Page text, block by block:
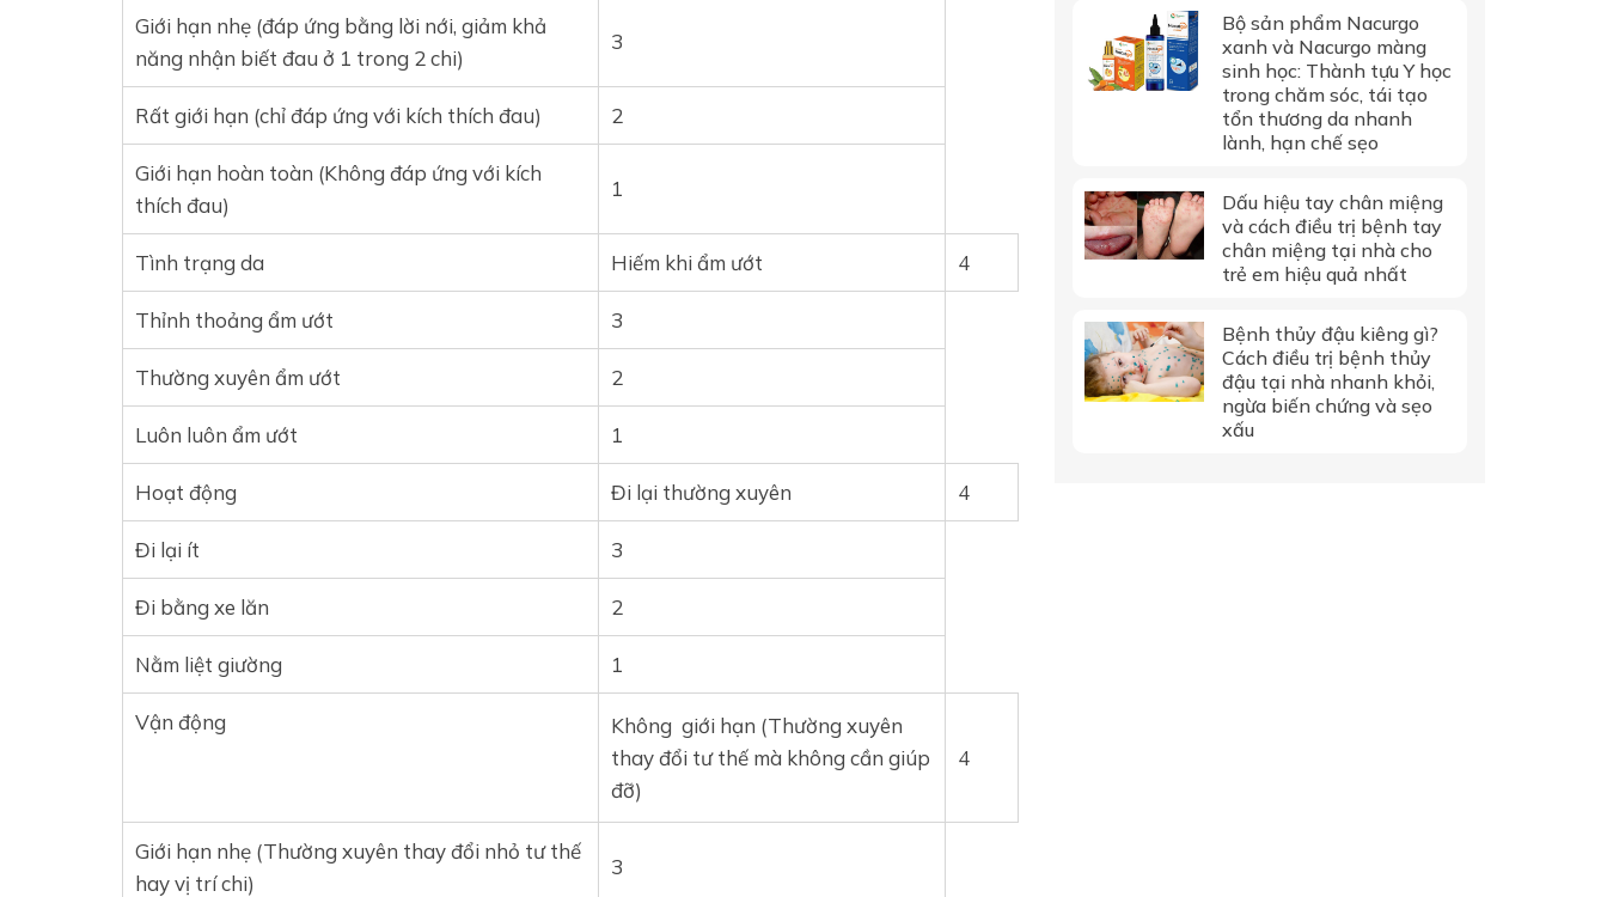
Giới hạn nhẹ (đáp ứng bằng lời nới, giảm khả
năng nhận biết đau ở 1 trong 2 chi)
3
Rất giới hạn (chỉ đáp ứng với kích thích đau) 2
Giới hạn hoàn toàn (Không đáp ứng với kích
thích đau)
1
Tình trạng da Hiếm khi ẩm ướt 4
Thỉnh thoảng ẩm ướt 3
Thường xuyên ẩm ướt 2
Luôn luôn ẩm ướt 1
Hoạt động Đi lại thường xuyên 4
Đi lại ít 3
Đi bằng xe lăn 2
Nằm liệt giường 1
Vận động
Không giới hạn (Thường xuyên
thay đổi tư thế mà không cần giúp
đỡ)
4
Giới hạn nhẹ (Thường xuyên thay đổi nhỏ tư thế
hay vị trí chi)
3
Bộ sản phẩm Nacurgo
xanh và Nacurgo màng
sinh học: Thành tựu Y học
trong chăm sóc, tái tạo
tổn thương da nhanh
lành, hạn chế sẹo
Dấu hiệu tay chân miệng
và cách điều trị bệnh tay
chân miệng tại nhà cho
trẻ em hiệu quả nhất
Bệnh thủy đậu kiêng gì?
Cách điều trị bệnh thủy
đậu tại nhà nhanh khỏi,
ngừa biến chứng và sẹo
xấu